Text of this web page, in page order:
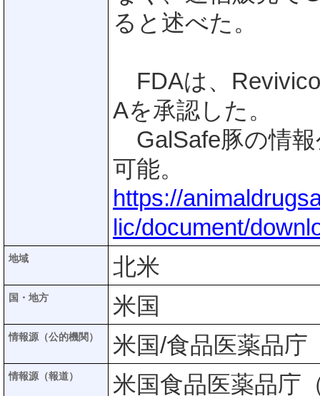
ると述べた。
FDAは、
Aを承認した。
GalSafe豚の情報
可能。
https://
lic/document/
地域 北米
国・地方 米国
情報源（公的機関） 米国/食品医薬品庁
情報源（報道） 米国食品医薬品庁